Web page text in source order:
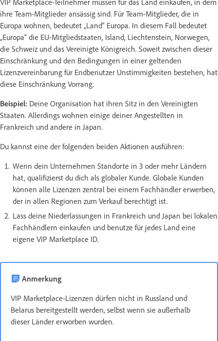
VIP Marketplace-Teilnehmer müssen für das Land einkaufen, in dem
ihre Team-Mitglieder ansässig sind. Für Team-Mitglieder, die in
Europa wohnen, bedeutet „Land“ Europa. In diesem Fall bedeutet
„Europa“ die EU-Mitgliedstaaten, Island, Liechtenstein, Norwegen,
die Schweiz und das Vereinigte Königreich. Soweit zwischen dieser
Einschränkung und den Bedingungen in einer geltenden
Lizenzvereinbarung für Endbenutzer Unstimmigkeiten bestehen, hat
diese Einschränkung Vorrang.
Beispiel: Deine Organisation hat ihren Sitz in den Vereinigten
Staaten. Allerdings wohnen einige deiner Angestellten in
Frankreich und andere in Japan.
Du kannst eine der folgenden beiden Aktionen ausführen:
Wenn dein Unternehmen Standorte in 3 oder mehr Ländern
hat, qualifizierst du dich als globaler Kunde. Globale Kunden
können alle Lizenzen zentral bei einem Fachhändler erwerben,
der in allen Regionen zum Verkauf berechtigt ist.
Lass deine Niederlassungen in Frankreich und Japan bei lokalen
Fachhändlern einkaufen und benutze für jedes Land eine
eigene VIP Marketplace ID.
Anmerkung
VIP Marketplace-Lizenzen dürfen nicht in Russland und
Belarus bereitgestellt werden, selbst wenn sie außerhalb
dieser Länder erworben wurden.